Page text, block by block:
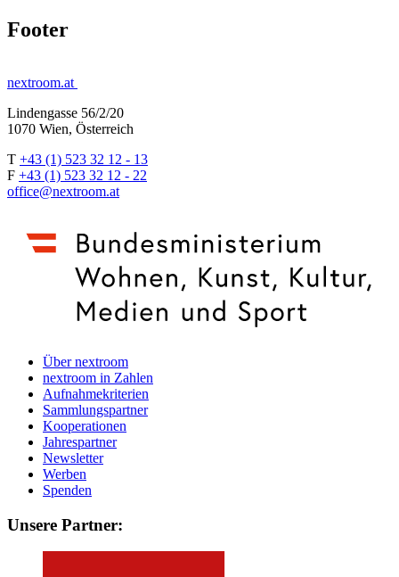
Footer
nextroom.at
Lindengasse 56/2/20
1070 Wien, Österreich
T +43 (1) 523 32 12 - 13
F +43 (1) 523 32 12 - 22
office@nextroom.at
Über nextroom
nextroom in Zahlen
Aufnahmekriterien
Sammlungspartner
Kooperationen
Jahrespartner
Newsletter
Werben
Spenden
Unsere Partner: